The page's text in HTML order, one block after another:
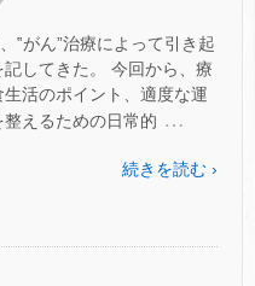
‟がん”治療によって引き起
してきた。 今回から、療
活のポイント、適度な運
えるための日常的 …
続きを読む ›